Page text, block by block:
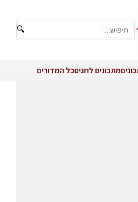
🔍
מתכונים לחגיםכל המדורים